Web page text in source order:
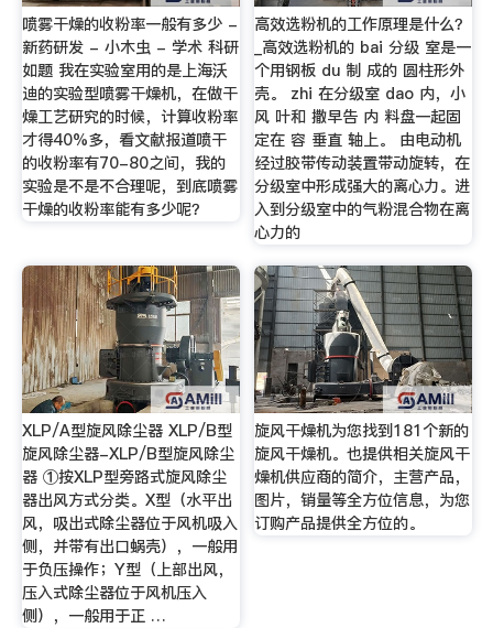
喷雾干燥的收粉率一般有多少 -
新药研发 - 小木虫 - 学术 科研
如题 我在实验室用的是上海沃
迪的实验型喷雾干燥机，在做干
燥工艺研究的时候，计算收粉率
才得40%多，看文献报道喷干
的收粉率有70-80之间，我的
实验是不是不合理呢，到底喷雾
干燥的收粉率能有多少呢？
高效选粉机的工作原理是什么？
_高效选粉机的 bai 分级 室是一
个用钢板 du 制 成的 圆柱形外
壳。 zhi 在分级室 dao 内，小
风 叶和 撒早告 内 料盘一起固
定在 容 垂直 轴上。 由电动机
经过胶带传动装置带动旋转，在
分级室中形成强大的离心力。进
入到分级室中的气粉混合物在离
心力的
XLP/A型旋风除尘器 XLP/B型
旋风除尘器-XLP/B型旋风除尘
器 ①按XLP型旁路式旋风除尘
器出风方式分类。X型（水平出
风，吸出式除尘器位于风机吸入
侧，并带有出口蜗壳），一般用
于负压操作；Y型（上部出风，
压入式除尘器位于风机压入
侧），一般用于正 …
旋风干燥机为您找到181个新的
旋风干燥机。也提供相关旋风干
燥机供应商的简介，主营产品，
图片，销量等全方位信息，为您
订购产品提供全方位的。